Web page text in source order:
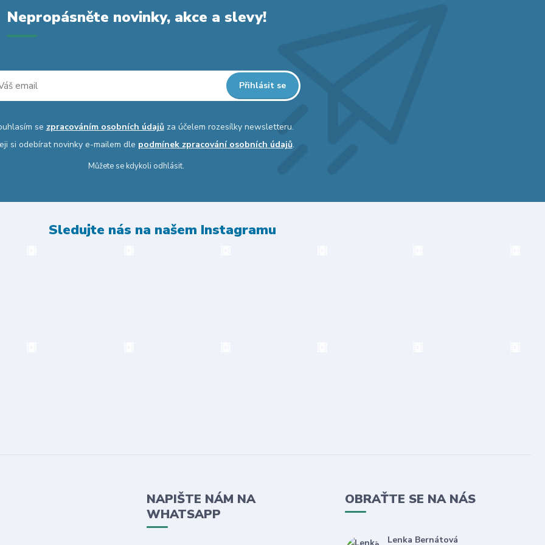
Nepropásněte novinky, akce a slevy!
Přihlásit se
se zpracováním osobních údajůza účelem rozesílky newsletteru.
si odebírat novinky e-mailem dle podmínek zpracování osobních údajů.
Můžete se kdykoli odhlásit.
Sledujte nás na našem Instagramu
NAPIŠTE NÁM NA
WHATSAPP
OBRAŤTE SE NA NÁS
Lenka Bernátová